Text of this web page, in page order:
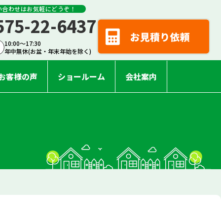
わせはお気軽にどうぞ！
22-6437
10:00〜17:30
年中無休(お盆・年末年始を除く)
客様の声 ショールーム 会社案内